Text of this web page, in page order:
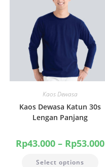
Kaos Dewasa
Kaos Dewasa Katun 30s
Lengan Panjang
Rp43.000 – Rp53.000
Select options